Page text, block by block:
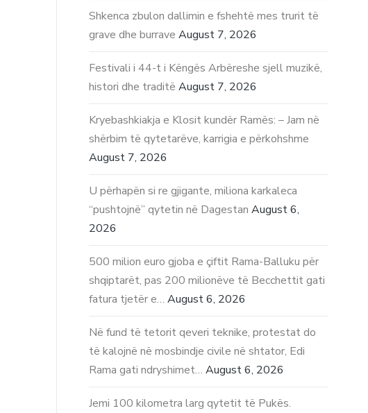
Shkenca zbulon dallimin e fshehtë mes trurit të
grave dhe burrave August 7, 2026
Festivali i 44-t i Këngës Arbëreshe sjell muzikë,
histori dhe traditë August 7, 2026
Kryebashkiakja e Klosit kundër Ramës: – Jam në
shërbim të qytetarëve, karrigia e përkohshme
August 7, 2026
U përhapën si re gjigante, miliona karkaleca
“pushtojnë” qytetin në Dagestan August 6,
2026
500 milion euro gjoba e çiftit Rama-Balluku për
shqiptarët, pas 200 milionëve të Becchettit gati
fatura tjetër e… August 6, 2026
Në fund të tetorit qeveri teknike, protestat do
të kalojnë në mosbindje civile në shtator, Edi
Rama gati ndryshimet… August 6, 2026
Jemi 100 kilometra larg qytetit të Pukës.